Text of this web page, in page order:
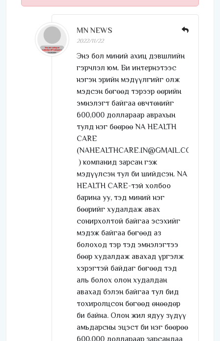
MN NEWS
2022/11/22
Энэ бол миний ахиц дэвшлийн
гэрчлэл юм. Би интернэтээс
нэгэн эрийн мэдүүлгийг олж
мэдсэн бөгөөд тэрээр өөрийн
эмнэлэгт байгаа өвчтөнийг
600,000 доллараар аврахын
тулд нэг бөөрөө NA HEALTH
CARE
(NAHEALTHCARE.IN@GMAIL.COM
) компанид зарсан гэж
мэдүүлсэн тул би шийдсэн. NA
HEALTH CARE-тэй холбоо
барина уу, тэд миний нэг
бөөрийг худалдаж авах
сонирхолтой байгаа эсэхийг
мэдэж байгаа бөгөөд аз
болоход тэр тэд эмнэлэгтээ
бөөр худалдаж авахад үргэлж
хэрэгтэй байдаг бөгөөд тэд
аль болох олон худалдан
авахад бэлэн байгаа тул бид
тохиролцсон бөгөөд өнөөдөр
би байна. Олон жил ядуу зүдүү
амьдарсны эцэст би нэг бөөрөө
600,000 доллараар зарсандаа